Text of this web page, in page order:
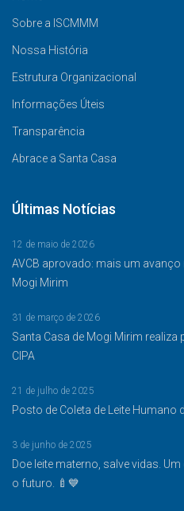
Sobre a ISCMMM
Nossa História
Estrutura Organizacional
Informações Úteis
Transparência
Abrace a Santa Casa
Últimas Notícias
AVCB aprovado: mais um
Mogi Mirim
12 de maio de 2026
Santa Casa de Mogi Mirim
CIPA
31 de março de 2026
Posto de Coleta de Leite Humano
21 de julho de 2025
Doe leite materno, salve vidas.
o futuro. 🍼💙
3 de junho de 2025